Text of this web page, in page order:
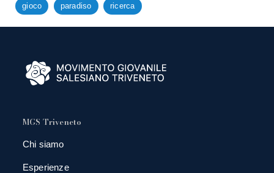
gioco paradiso ricerca
MGS Triveneto
Chi siamo
Esperienze